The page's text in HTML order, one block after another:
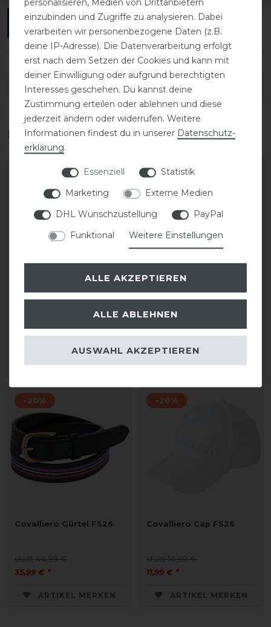
ANMELDEN
DETAILS ZUR PRODUKTSICHERHEIT
Das perfekte Zubehör für dich
Covalliero Gürtel FS26
statt 44,99 €
ARTIKEL MERKEN
-20%
Covalliero Gürtel FS26
statt 44,99 €
ARTIKEL MERKEN
-20%
Covalliero Gürtel FS26
statt 44,99 €
35,99 € *
ARTIKEL MERKEN
-20%
Covalliero Cap FS26
statt 14,99 €
11,99 € *
ARTIKEL MERKEN
einzubinden und Zugriffe zu analysieren. Dabei
verarbeiten wir personenbezogene Daten (z.B.
deine IP-Adresse). Die Datenverarbeitung erfolgt
erst nach dem Setzen der Cookies und kann mit
deiner Einwilligung oder aufgrund berechtigten
Interesses geschehen. Du kannst deine
Zustimmung erteilen oder ablehnen und diese
jederzeit ändern oder widerrufen. Weitere
Informationen findest du in unserer Daten­schutz­
erklärung.
Essenziell
Statistik
Marketing
Externe Medien
DHL Wunschzustellung
PayPal
Funktional
Weitere Einstellungen
ALLE AKZEPTIEREN
ALLE ABLEHNEN
AUSWAHL AKZEPTIEREN